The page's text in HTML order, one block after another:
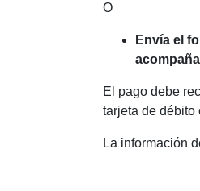
O
Envía el
El pago debe
tarjeta de débito
La información